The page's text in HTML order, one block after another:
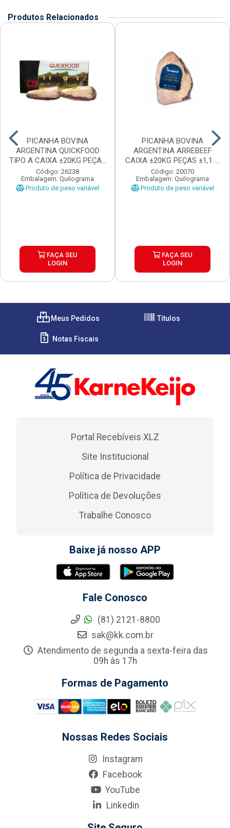
Produtos Relacionados
PICANHA BOVINA
ARGENTINA QUICKFOOD
TIPO A CAIXA ±20KG PEÇAS
...
Código: 26238
Embalagem: Quilograma
Produto de peso variável
FAÇA SEU
LOGIN
PICANHA BOVINA
ARGENTINA ARREBEEF
CAIXA ±20KG PEÇAS ±1,1 A
1...
Código: 20070
Embalagem: Quilograma
Produto de peso variável
FAÇA SEU
LOGIN
Meus Pedidos Títulos
Notas Fiscais
Portal Recebíveis XLZ
Site Institucional
Política de Privacidade
Política de Devoluções
Trabalhe Conosco
Baixe já nosso APP
Fale Conosco
(81) 2121-8800
sak@kk.com.br
Atendimento de segunda a sexta-feira das
09h às 17h
Formas de Pagamento
Nossas Redes Sociais
Instagram
Facebook
YouTube
Linkedin